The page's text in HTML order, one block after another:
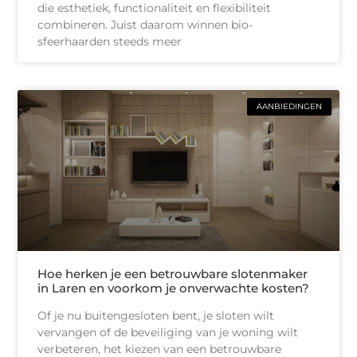
die esthetiek, functionaliteit en flexibiliteit
combineren. Juist daarom winnen bio-
sfeerhaarden steeds meer
AANBIEDINGEN
Hoe herken je een betrouwbare slotenmaker
in Laren en voorkom je onverwachte kosten?
Of je nu buitengesloten bent, je sloten wilt
vervangen of de beveiliging van je woning wilt
verbeteren, het kiezen van een betrouwbare